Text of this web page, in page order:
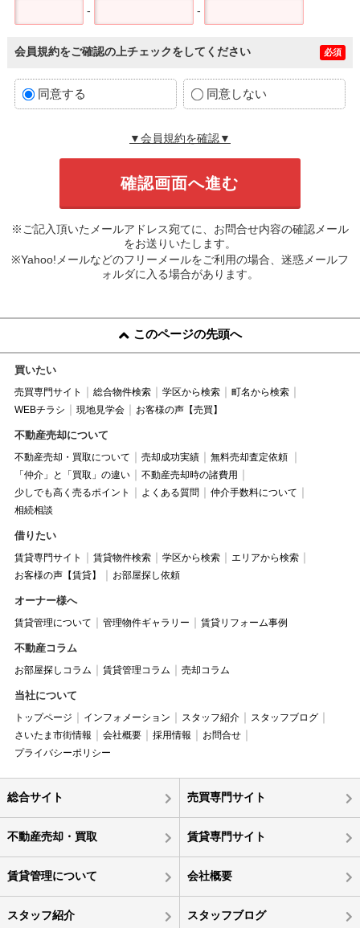
- -
会員規約をご確認の上チェックをしてください 必須
同意する 同意しない
▼会員規約を確認▼
※ご記入頂いたメールアドレス宛てに、お問合せ内容の確認メール
をお送りいたします。
※Yahoo!メールなどのフリーメールをご利用の場合、迷惑メールフ
ォルダに入る場合があります。
このページの先頭へ
買いたい
売買専門サイト 総合物件検索 学区から検索
町名から検索
WEBチラシ
現地見学会 お客様の声【売買】
不動産売却について
不動産売却・買取について 売却成功実績
無料売却査定依頼
「仲介」と「買取」の違い
不動産売却時の諸費用
少しでも高く売るポイント
よくある質問
仲介手数料について
相続相談
借りたい
賃貸専門サイト 賃貸物件検索 学区から検索
エリアから検索
お客様の声【賃貸】
お部屋探し依頼
オーナー様へ
賃貸管理について 管理物件ギャラリー 賃貸リフォーム事例
不動産コラム
お部屋探しコラム 賃貸管理コラム 売却コラム
当社について
トップページ インフォメーション スタッフ紹介
スタッフブログ
さいたま市街情報
会社概要 採用情報
お問合せ
プライバシーポリシー
総合サイト 売買専門サイト
不動産売却・買取 賃貸専門サイト
賃貸管理について 会社概要
スタッフ紹介 スタッフブログ